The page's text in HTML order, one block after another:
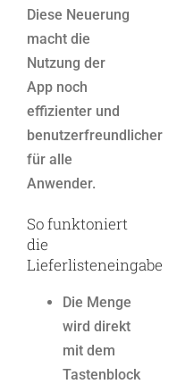
Diese Neuerung
macht die
Nutzung der
App noch
effizienter und
benutzerfreundlicher
für alle
Anwender.
So funktoniert
die
Lieferlisteneingabe
Die Menge
wird direkt
mit dem
Tastenblock